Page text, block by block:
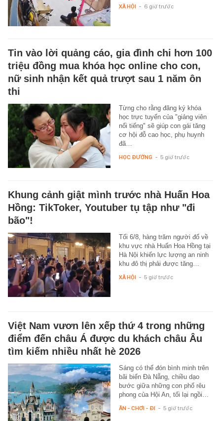
XÃ HỘI - 6 giờ trước
Tin vào lời quảng cáo, gia đình chi hơn 100
triệu đồng mua khóa học online cho con,
nữ sinh nhận kết quả trượt sau 1 năm ôn
thi
Từng cho rằng đăng ký khóa
học trực tuyến của "giảng viên
nổi tiếng" sẽ giúp con gái tăng
cơ hội đỗ cao học, phụ huynh
đã…
HỌC ĐƯỜNG - 5 giờ trước
Khung cảnh giật mình trước nhà Huấn Hoa
Hồng: TikToker, Youtuber tụ tập như "đi
bão"!
Tối 6/8, hàng trăm người đổ về
khu vực nhà Huấn Hoa Hồng tại
Hà Nội khiến lực lượng an ninh
khu đô thị phải được tăng…
XÃ HỘI - 5 giờ trước
Việt Nam vươn lên xếp thứ 4 trong những
điểm đến châu Á được du khách châu Âu
tìm kiếm nhiều nhất hè 2026
Sáng có thể đón bình minh trên
bãi biển Đà Nẵng, chiều dạo
bước giữa những con phố rêu
phong của Hội An, tối lại ngồi…
ĂN - CHƠI - ĐI - 5 giờ trước